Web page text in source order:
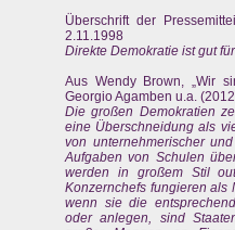
Überschrift der
2.11.1998
Direkte Demokratie ist gut
Aus Wendy Brown, „Wir
Georgio Agamben u.a.
Die großen Demokratien
eine Überschneidung als
von unternehmerischer
Aufgaben von Schulen
werden in großem Stil
Konzernchefs fungieren als
wenn sie die
oder anlegen, sind